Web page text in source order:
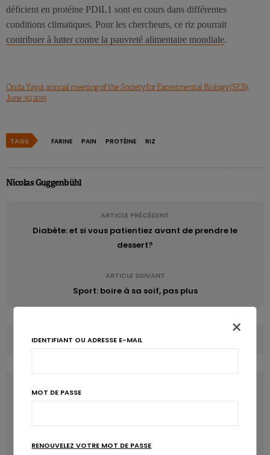
déficient en protéine PDIL1 sont en cours dans différentes
conditions climatiques. Pour les chercheurs, ce riz pourrait
contribuer à lutter contre la pauvreté alimentaire mondiale.
Onda Yayoi, annual meeting of the Society for Experimental Biology (SEB),
June 30, 2015
TAGS FARINE PAIN PROTÉINE RIZ
Nicolas Guggenbühl
ARTICLE PRÉCÉDENT
Diabète: et si vous patientiez avant de prendre le
dessert?
ARTICLE SUIVANT
Sport: boire à sa soif, pas plus
COMMENTS(0) ×
IDENTIFIANT OU ADRESSE E-MAIL
MOT DE PASSE
RENOUVELEZ VOTRE MOT DE PASSE